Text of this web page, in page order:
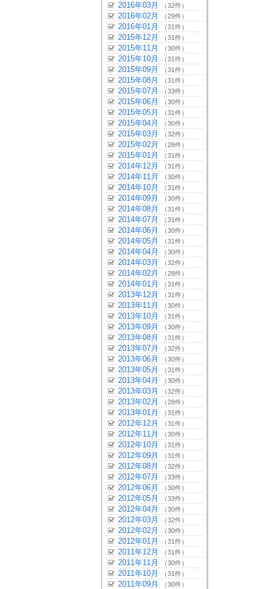
2016年03月 （32件）
2016年02月 （29件）
2016年01月 （31件）
2015年12月 （31件）
2015年11月 （30件）
2015年10月 （31件）
2015年09月 （31件）
2015年08月 （31件）
2015年07月 （33件）
2015年06月 （30件）
2015年05月 （31件）
2015年04月 （30件）
2015年03月 （32件）
2015年02月 （28件）
2015年01月 （31件）
2014年12月 （31件）
2014年11月 （30件）
2014年10月 （31件）
2014年09月 （30件）
2014年08月 （31件）
2014年07月 （31件）
2014年06月 （30件）
2014年05月 （31件）
2014年04月 （30件）
2014年03月 （32件）
2014年02月 （28件）
2014年01月 （31件）
2013年12月 （31件）
2013年11月 （30件）
2013年10月 （31件）
2013年09月 （30件）
2013年08月 （31件）
2013年07月 （32件）
2013年06月 （30件）
2013年05月 （31件）
2013年04月 （30件）
2013年03月 （32件）
2013年02月 （28件）
2013年01月 （31件）
2012年12月 （31件）
2012年11月 （30件）
2012年10月 （31件）
2012年09月 （31件）
2012年08月 （32件）
2012年07月 （33件）
2012年06月 （30件）
2012年05月 （33件）
2012年04月 （30件）
2012年03月 （32件）
2012年02月 （30件）
2012年01月 （31件）
2011年12月 （31件）
2011年11月 （30件）
2011年10月 （31件）
2011年09月 （30件）